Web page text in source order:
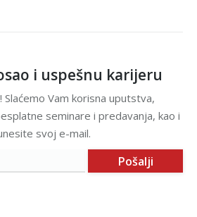
i uspešnu karijeru
Slaćemo Vam korisna uputstva,
seminare i predavanja, kao i
svoj e-mail.